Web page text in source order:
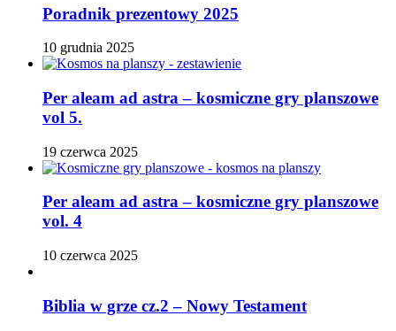
Poradnik prezentowy 2025
10 grudnia 2025
Per aleam ad astra – kosmiczne gry planszowe
vol 5.
19 czerwca 2025
Per aleam ad astra – kosmiczne gry planszowe
vol. 4
10 czerwca 2025
Biblia w grze cz.2 – Nowy Testament